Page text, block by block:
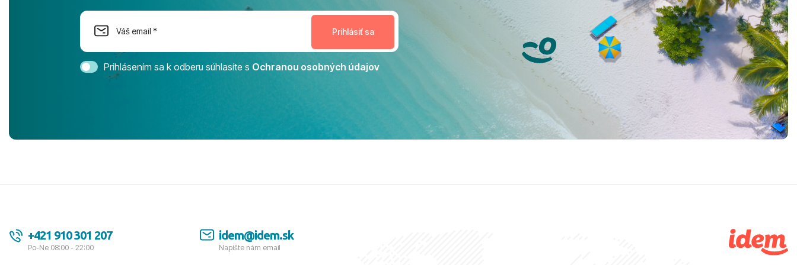
dostatok priestoru na dokonalý relax. ​
Magic Life Jacaranda môžeme s čistým
svedomím odporučiť každému, kto hľadá
bezstarostnú dovolenku na vysokej
úrovni. Všetko bolo zabezpečené na
tešíme, kam s nami vyrazíte nabudúce!
Ďakujeme za skvelé spomienky. ​S
pozdravom a prianím mnohých ďalších
Prihlásením sa k odberu súhlasíte s Ochranou osobných údajov
+421 910 301 207
Po-Ne 08:00 - 22:00
idem@idem.sk
Napíšte nám email